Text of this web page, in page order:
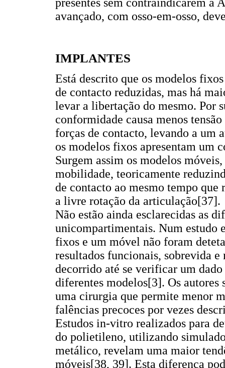
presentes sem contraindicarem a
avançado, com osso-em-osso,
IMPLANTES
Está descrito que os modelos
de contacto reduzidas, mas há
levar a libertação do mesmo. Por
conformidade causa menos
forças de contacto, levando a um
os modelos fixos apresentam um
Surgem assim os modelos
mobilidade, teoricamente
de contacto ao mesmo tempo
a livre rotação da articulação[37].
Não estão ainda esclarecidas as
unicompartimentais. Num estudo
fixos e um móvel não foram
resultados funcionais, sobrevida
decorrido até se verificar um
diferentes modelos[3]. Os autores
uma cirurgia que permite menor
falências precoces por vezes
Estudos in-vitro realizados para
do polietileno, utilizando
metálico, revelam uma maior
móveis[38, 39]. Esta diferença